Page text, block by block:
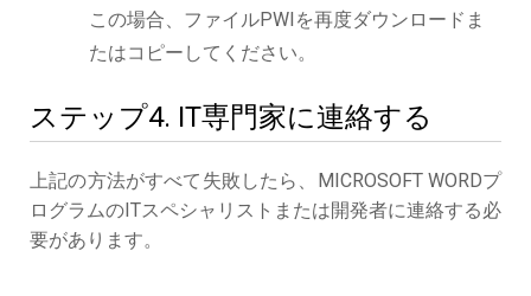
この場合、ファイルPWIを再度ダウンロードま
たはコピーしてください。
ステップ4. IT専門家に連絡する
上記の方法がすべて失敗したら、MICROSOFT WORDプ
ログラムのITスペシャリストまたは開発者に連絡する必
要があります。